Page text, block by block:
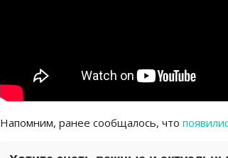
Напомним, ранее сообщалось, что